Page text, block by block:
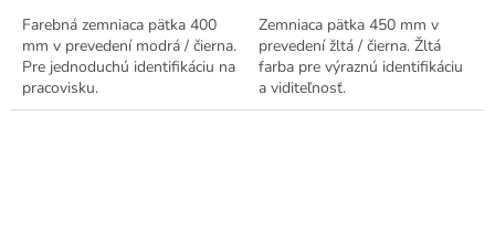
Farebná zemniaca pätka 400
mm v prevedení modrá / čierna.
Pre jednoduchú identifikáciu na
pracovisku.
Zemniaca pätka 450 mm v
prevedení žltá / čierna. Žltá
farba pre výraznú identifikáciu
a viditeľnosť.